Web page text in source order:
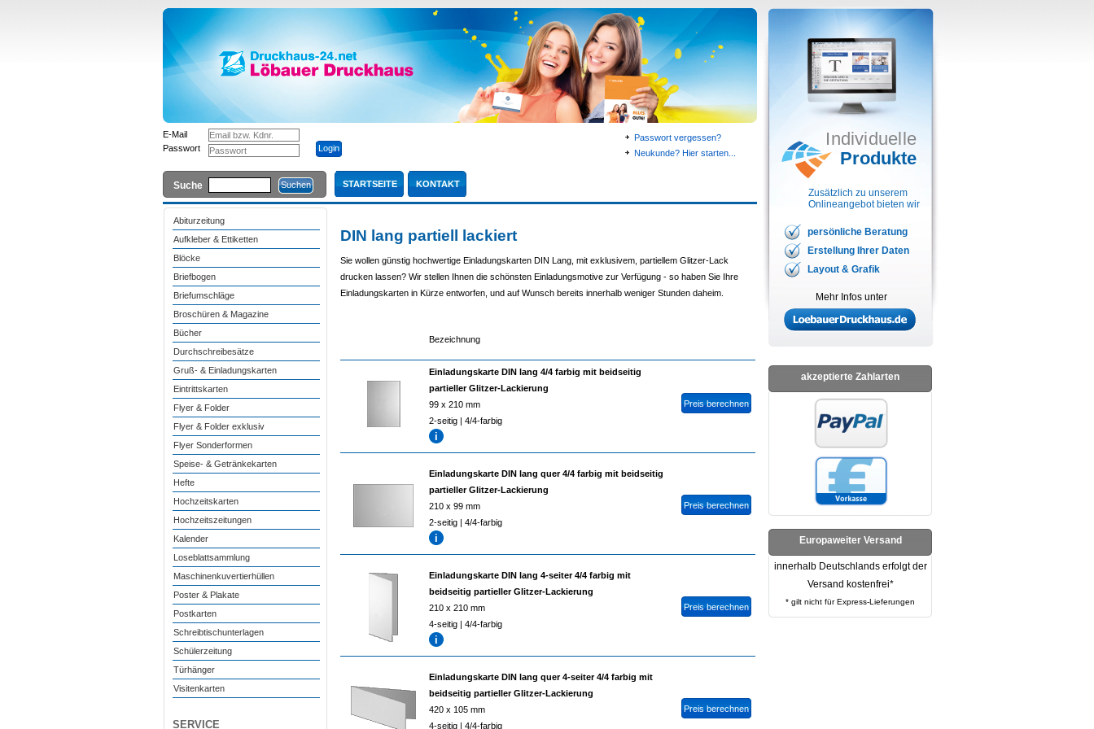
E-Mail
Passwort
Passwort vergessen?
Neukunde? Hier starten...
Suche
Individuelle
Produkte
Zusätzlich zu unserem
Onlineangebot bieten wir
persönliche Beratung
Erstellung Ihrer Daten
Layout & Grafik
Mehr Infos unter
akzeptierte Zahlarten
Europaweiter Versand
innerhalb Deutschlands erfolgt der
Versand kostenfrei*
* gilt nicht für Express-Lieferungen
STARTSEITE KONTAKT
Abiturzeitung
Aufkleber & Ettiketten
Blöcke
Briefbogen
Briefumschläge
Broschüren & Magazine
Bücher
Durchschreibesätze
Gruß- & Einladungskarten
Eintrittskarten
Flyer & Folder
Flyer & Folder exklusiv
Flyer Sonderformen
Speise- & Getränkekarten
Hefte
Hochzeitskarten
Hochzeitszeitungen
Kalender
Loseblattsammlung
Maschinenkuvertierhüllen
Poster & Plakate
Postkarten
Schreibtischunterlagen
Schülerzeitung
Türhänger
Visitenkarten
SERVICE
DIN lang partiell lackiert
Sie wollen günstig hochwertige Einladungskarten DIN Lang, mit exklusivem, partiellem Glitzer-Lack
drucken lassen? Wir stellen Ihnen die schönsten Einladungsmotive zur Verfügung - so haben Sie Ihre
Einladungskarten in Kürze entworfen, und auf Wunsch bereits innerhalb weniger Stunden daheim.
Bezeichnung
Einladungskarte DIN lang 4/4 farbig mit beidseitig
partieller Glitzer-Lackierung
99 x 210 mm
2-seitig | 4/4-farbig
Einladungskarte DIN lang quer 4/4 farbig mit beidseitig
partieller Glitzer-Lackierung
210 x 99 mm
2-seitig | 4/4-farbig
Einladungskarte DIN lang 4-seiter 4/4 farbig mit
beidseitig partieller Glitzer-Lackierung
210 x 210 mm
4-seitig | 4/4-farbig
Einladungskarte DIN lang quer 4-seiter 4/4 farbig mit
beidseitig partieller Glitzer-Lackierung
420 x 105 mm
4-seitig | 4/4-farbig